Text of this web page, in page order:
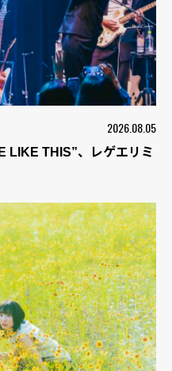
2026.08.05
LIKE THIS”、レゲエリミ